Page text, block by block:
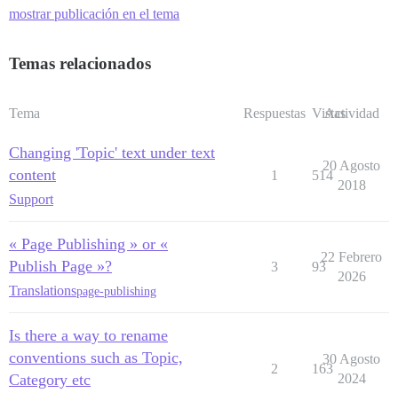
mostrar publicación en el tema
Temas relacionados
Tema Respuestas Vistas
Actividad
Changing 'Topic' text under text
content
Support
1 514
20 Agosto
2018
« Page Publishing » or «
Publish Page »?
Translationspage-publishing
3 93
22 Febrero
2026
Is there a way to rename
conventions such as Topic,
Category etc
2 163
30 Agosto
2024